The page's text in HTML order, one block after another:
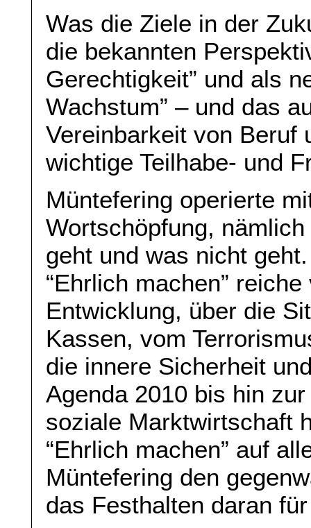
Was die Ziele in der
die bekannten
Gerechtigkeit” und als
Wachstum” – und das
Vereinbarkeit von Beruf
wichtige Teilhabe- und
Müntefering operierte
Wortschöpfung,
geht und was nicht geht.
“Ehrlich machen”
Entwicklung, über die
Kassen, vom
die innere Sicherheit
Agenda 2010 bis hin
soziale Marktwirtschaft
“Ehrlich machen” auf
Müntefering den
das Festhalten daran